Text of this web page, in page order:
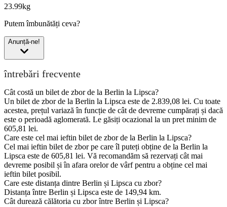
23.99kg
Putem îmbunătăți ceva?
Anunță-ne!
întrebări frecvente
Cât costă un bilet de zbor de la Berlin la Lipsca?
Un bilet de zbor de la Berlin la Lipsca este de 2.839,08 lei. Cu toate
acestea, prețul variază în funcție de cât de devreme cumpărați și dacă
este o perioadă aglomerată. Le găsiți ocazional la un pret minim de
605,81 lei.
Care este cel mai ieftin bilet de zbor de la Berlin la Lipsca?
Cel mai ieftin bilet de zbor pe care îl puteți obține de la Berlin la
Lipsca este de 605,81 lei. Vă recomandăm să rezervați cât mai
devreme posibil și în afara orelor de vârf pentru a obține cel mai
ieftin bilet posibil.
Care este distanța dintre Berlin și Lipsca cu zbor?
Distanța între Berlin și Lipsca este de 149,94 km.
Cât durează călătoria cu zbor între Berlin și Lipsca?